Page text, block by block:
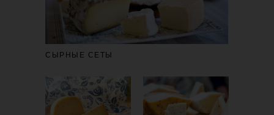
СЫРНЫЕ СЕТЫ